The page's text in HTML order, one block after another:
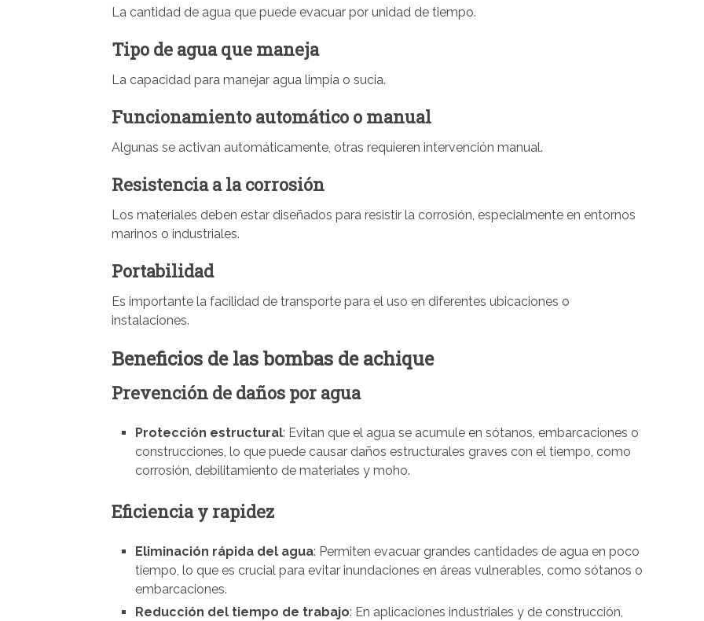
La cantidad de agua que puede evacuar por unidad de tiempo.
Tipo de agua que maneja
La capacidad para manejar agua limpia o sucia.
Funcionamiento automático o manual
Algunas se activan automáticamente, otras requieren intervención manual.
Resistencia a la corrosión
Los materiales deben estar diseñados para resistir la corrosión, especialmente en entornos
marinos o industriales.
Portabilidad
Es importante la facilidad de transporte para el uso en diferentes ubicaciones o
instalaciones.
Beneficios de las bombas de achique
Prevención de daños por agua
Protección estructural: Evitan que el agua se acumule en sótanos, embarcaciones o
construcciones, lo que puede causar daños estructurales graves con el tiempo, como
corrosión, debilitamiento de materiales y moho.
Eficiencia y rapidez
Eliminación rápida del agua: Permiten evacuar grandes cantidades de agua en poco
tiempo, lo que es crucial para evitar inundaciones en áreas vulnerables, como sótanos o
embarcaciones.
Reducción del tiempo de trabajo: En aplicaciones industriales y de construcción,